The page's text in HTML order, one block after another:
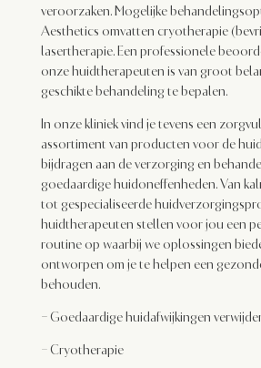
veroorzaken. Mogelijke
Aesthetics omvatten cryotherapie
lasertherapie. Een professionele
onze huidtherapeuten is van groot
geschikte behandeling te bepalen.
In onze kliniek vind je tevens een
assortiment van producten voor de
bijdragen aan de verzorging en
goedaardige huidoneffenheden. Van
tot gespecialiseerde
huidtherapeuten stellen voor jou een
routine op waarbij we oplossingen
ontworpen om je te helpen een
behouden.
–Goedaardige huidafwijkingen
–Cryotherapie